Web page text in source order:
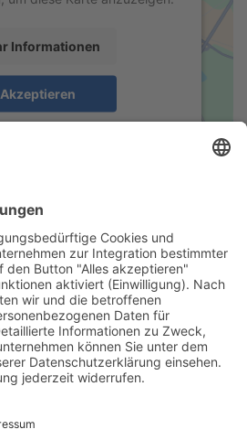
Informationen
Akzeptieren
Usercentrics Consent
kostenfreie
Verfügung. Bitte an der Einfahrt
der Ausschilderung folgen!
zu uns fahren, steigen Sie
ca. 5-10 Minuten.